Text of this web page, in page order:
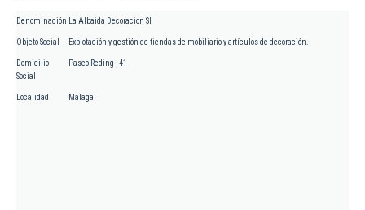
Denominación La Albaida Decoracion Sl
Objeto Social Explotación y gestión de tiendas de mobiliario y artículos de decoración.
Domicilio
Social
Paseo Reding , 41
Localidad Malaga